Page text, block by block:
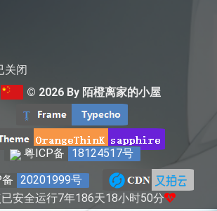
关闭
© 2026 By 陌橙离家的小屋
粤ICP备
18124517号
20201999号
安全运行7年186天18小时50分